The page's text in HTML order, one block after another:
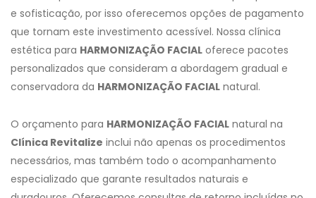
e sofisticação, por isso oferecemos opções de pagamento
que tornam este investimento acessível. Nossa clínica
estética para HARMONIZAÇÃO FACIAL oferece pacotes
personalizados que consideram a abordagem gradual e
conservadora da HARMONIZAÇÃO FACIAL natural.
O orçamento para HARMONIZAÇÃO FACIAL natural na
Clínica Revitalize inclui não apenas os procedimentos
necessários, mas também todo o acompanhamento
especializado que garante resultados naturais e